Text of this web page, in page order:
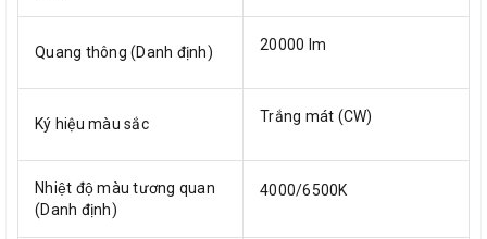
Quang thông (Danh định) 20000 lm
Ký hiệu màu sắc Trắng mát (CW)
Nhiệt độ màu tương quan
(Danh định)
4000/6500K